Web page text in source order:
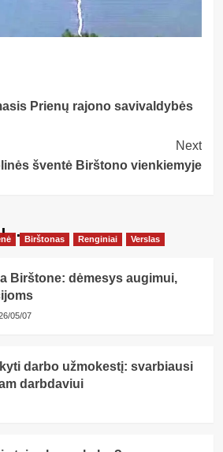
Prienų rajono savivaldybės
Next
šventė Birštono vienkiemyje
Birštonas Renginiai Verslas
Birštone: dėmesys augimui,
05/07
darbo užmokestį: svarbiausi
darbdaviui